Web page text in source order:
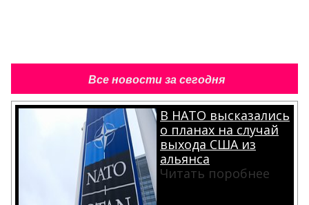
Все новости за сегодня
В НАТО высказались
о планах на случай
выхода США из
альянса
Читать поробнее